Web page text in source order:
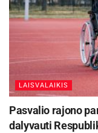
LAISVALAIKIS
Pasvalio rajono
dalyvauti